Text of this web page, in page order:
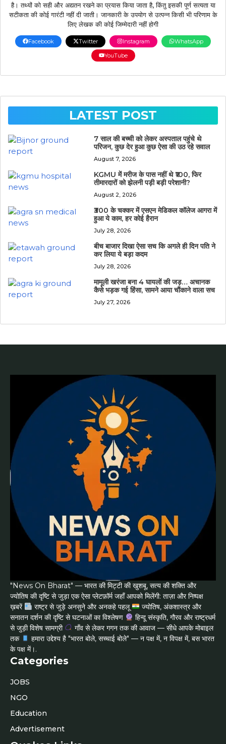
है। तथ्यों को सही और अद्यतन रखने का प्रयास किया जाता है, किंतु इसकी पूर्ण सत्यता या
सटीकता की कोई गारंटी नहीं दी जाती। जानकारी के उपयोग से उत्पन्न किसी भी परिणाम के
लिए लेखक की कोई जिम्मेदारी नहीं होगी
Facebook Twitter Instagram
WhatsApp
YouTube
LATEST POST
7 साल की बच्ची को लेकर अस्पताल पहुंचे थे
परिजन, कुछ देर हुआ कुछ ऐसा की उठ रहे सवाल
August 7, 2026
KGMU में मरीज के पास नहीं थे ₹100, फिर
तीमारदारों को झेलनी पड़ी बड़ी परेशानी?
August 2, 2026
₹300 के चक्कर में एसएन मेडिकल कॉलेज आगरा में
हुआ ये काम, हर कोई हैरान
July 28, 2026
बीच बाजार दिखा ऐसा सच कि अगले ही दिन पति ने
कर लिया ये बड़ा कदम
July 28, 2026
मामूली खरंजा बना 4 घायलों की जड़… अचानक
कैसे भड़क गई हिंसा, सामने आया चौंकाने वाला सच
July 27, 2026
"News On Bharat" — भारत की मिट्टी की खुशबू, सत्य की शक्ति और
ज्योतिष की दृष्टि से जुड़ा एक ऐसा प्लेटफ़ॉर्म जहाँ आपको मिलेंगी: ताज़ा और निष्पक्ष
ख़बरें
राष्ट्र से जुड़े अनसुने और अनकहे पहलू
ज्योतिष, अंकशास्त्र और
सनातन दर्शन की दृष्टि से घटनाओं का विश्लेषण
हिन्दू संस्कृति, गौरव और राष्ट्रधर्म
से जुड़ी विशेष सामग्री
गाँव से लेकर गगन तक की आवाज — सीधे आपके मोबाइल
तक
हमारा उद्देश्य है "भारत बोले, सच्चाई बोले" — न पक्ष में, न विपक्ष में, बस भारत
के पक्ष में।.
Categories
JOBS
NGO
Education
Advertisement